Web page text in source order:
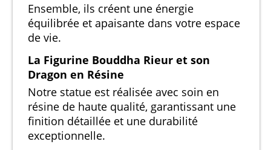
Ensemble, ils créent une énergie
équilibrée et apaisante dans votre espace
de vie.
La Figurine Bouddha Rieur et son
Dragon en Résine
Notre statue est réalisée avec soin en
résine de haute qualité, garantissant une
finition détaillée et une durabilité
exceptionnelle.